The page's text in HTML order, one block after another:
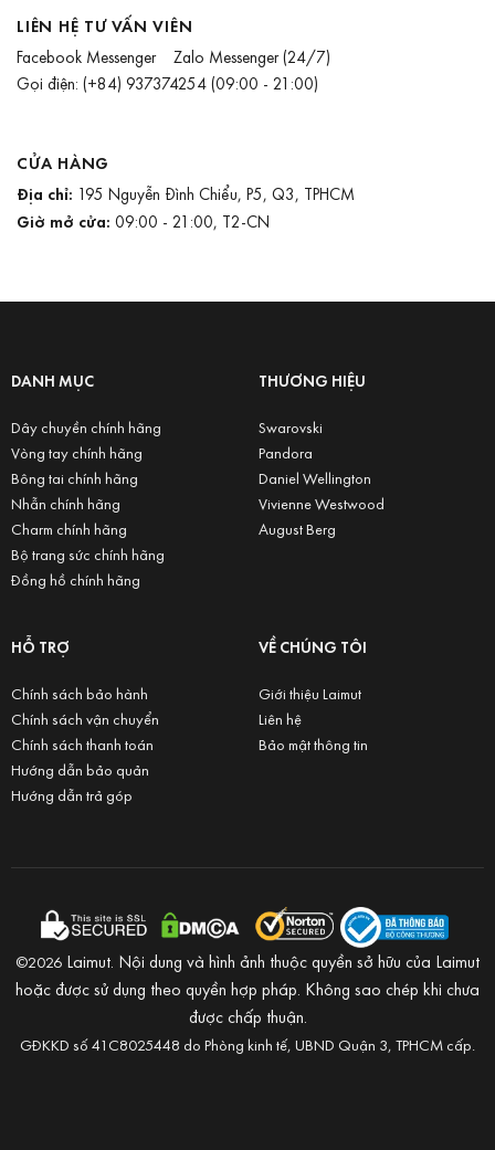
LIÊN HỆ TƯ VẤN VIÊN
Facebook Messenger Zalo Messenger(24/7)
Gọi điện: (+84) 937374254(09:00 - 21:00)
CỬA HÀNG
Địa chỉ: 195 Nguyễn Đình Chiểu, P5, Q3, TPHCM
Giờ mở cửa: 09:00 - 21:00, T2-CN
DANH MỤC
Dây chuyền chính hãng
Vòng tay chính hãng
Bông tai chính hãng
Nhẫn chính hãng
Charm chính hãng
Bộ trang sức chính hãng
Đồng hồ chính hãng
THƯƠNG HIỆU
Swarovski
Pandora
Daniel Wellington
Vivienne Westwood
August Berg
HỖ TRỢ
Chính sách bảo hành
Chính sách vận chuyển
Chính sách thanh toán
Hướng dẫn bảo quản
Hướng dẫn trả góp
VỀ CHÚNG TÔI
Giới thiệu Laimut
Liên hệ
Bảo mật thông tin
©2026 Laimut. Nội dung và hình ảnh thuộc quyền sở hữu của Laimut
hoặc được sử dụng theo quyền hợp pháp. Không sao chép khi chưa
được chấp thuận.
GĐKKD số 41C8025448 do Phòng kinh tế, UBND Quận 3, TPHCM cấp.